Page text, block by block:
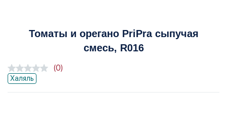
Томаты и орегано PriPra сыпучая
смесь, R016
Халяль
(0)